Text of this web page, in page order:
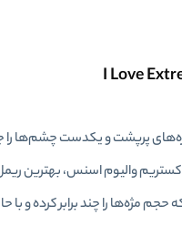
پرپشت و یکدست چشم‌ها را
والیوم اسنس، بهترین ریمل
حجم مژه‌ها را چند برابر کرده